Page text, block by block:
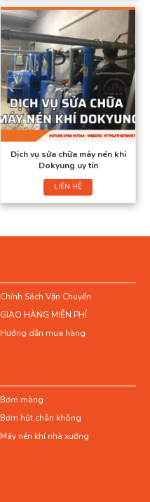
Dịch vụ sửa chữa máy nén khí
Dokyung uy tín
LIÊN HỆ
Chính Sách Vận Chuyển
GIAO HÀNG MIỄN PHÍ
Hướng dẫn mua hàng
Bơm màng
Bơm hút chân không
Máy nén khí nhà xưởng